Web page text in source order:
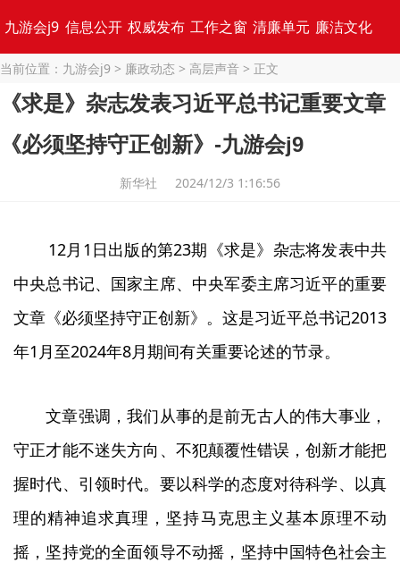
九游会j9 信息公开 权威发布 工作之窗 清廉单元 廉洁文化
专题集锦
当前位置： 九游会j9 > 廉政动态 > 高层声音 > 正文
《求是》杂志发表习近平总书记重要文章
《必须坚持守正创新》-九游会j9
新华社 2024/12/3 1:16:56
12月1日出版的第23期《求是》杂志将发表中共
中央总书记、国家主席、中央军委主席习近平的重要
文章《必须坚持守正创新》。这是习近平总书记2013
年1月至2024年8月期间有关重要论述的节录。
文章强调，我们从事的是前无古人的伟大事业，
守正才能不迷失方向、不犯颠覆性错误，创新才能把
握时代、引领时代。要以科学的态度对待科学、以真
理的精神追求真理，坚持马克思主义基本原理不动
摇，坚持党的全面领导不动摇，坚持中国特色社会主